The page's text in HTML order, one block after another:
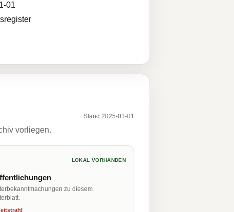
01
Stand 2025-01-01
vorliegen.
LOKAL VORHANDEN
zu diesem